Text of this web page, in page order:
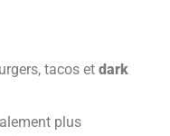
tacos et dark
plus